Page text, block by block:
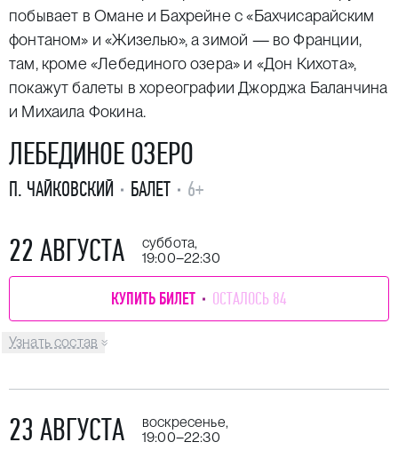
побывает в Омане и Бахрейне с «Бахчисарайским
фонтаном» и «Жизелью», а зимой — во Франции,
там, кроме «Лебединого озера» и «Дон Кихота»,
покажут балеты в хореографии Джорджа Баланчина
и Михаила Фокина.
ЛЕБЕДИНОЕ ОЗЕРО
П. ЧАЙКОВСКИЙ БАЛЕТ 6+
22 АВГУСТА
Узнать состав
суббота,
19:00–22:30
КУПИТЬ БИЛЕТ ОСТАЛОСЬ 84
23 АВГУСТА
воскресенье,
19:00–22:30